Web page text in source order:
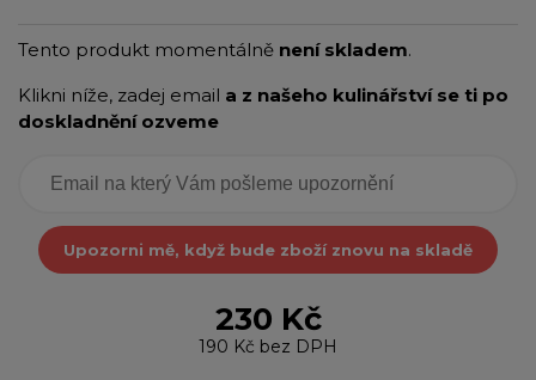
Tento produkt momentálně není skladem.
Klikni níže, zadej email a z našeho kulinářství se ti po
doskladnění ozveme
Upozorni mě, když bude zboží znovu na skladě
230 Kč
190 Kč bez DPH